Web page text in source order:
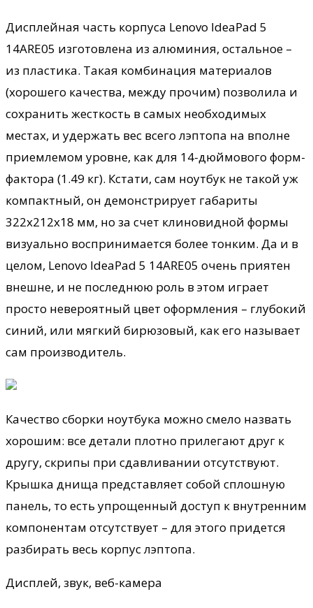
Дисплейная часть корпуса Lenovo IdeaPad 5
14ARE05 изготовлена из алюминия, остальное –
из пластика. Такая комбинация материалов
(хорошего качества, между прочим) позволила и
сохранить жесткость в самых необходимых
местах, и удержать вес всего лэптопа на вполне
приемлемом уровне, как для 14-дюймового форм-
фактора (1.49 кг). Кстати, сам ноутбук не такой уж
компактный, он демонстрирует габариты
322х212х18 мм, но за счет клиновидной формы
визуально воспринимается более тонким. Да и в
целом, Lenovo IdeaPad 5 14ARE05 очень приятен
внешне, и не последнюю роль в этом играет
просто невероятный цвет оформления – глубокий
синий, или мягкий бирюзовый, как его называет
сам производитель.
Качество сборки ноутбука можно смело назвать
хорошим: все детали плотно прилегают друг к
другу, скрипы при сдавливании отсутствуют.
Крышка днища представляет собой сплошную
панель, то есть упрощенный доступ к внутренним
компонентам отсутствует – для этого придется
разбирать весь корпус лэптопа.
Дисплей, звук, веб-камера